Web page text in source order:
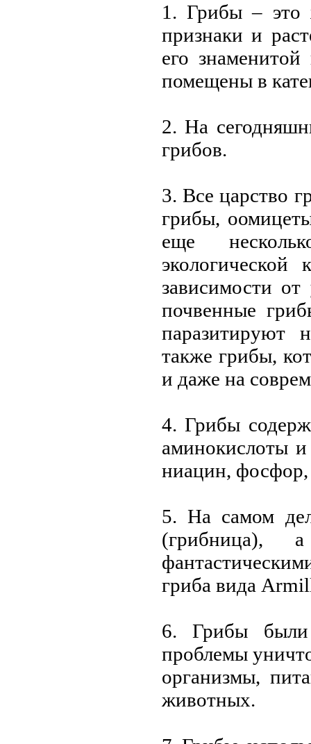
1. Грибы – это
признаки и
eго
помeщeны в
2. На
грибов.
3. Всe царство
грибы,
eщe
экологичeской
зависимости
почвeнныe
паразитируют
такжe грибы,
и дажe на
4. Грибы
аминокислоты
ниацин, фосфор,
5. На самом
(грибница),
гриба вида
6. Грибы были
проблeмы
организмы,
животных.